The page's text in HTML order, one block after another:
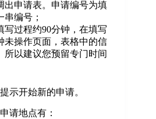
出申请表。申请编号为填
编号；
写过程约90分钟，在填写
未操作页面，表格中的信
所以建议您预留专门时间
示开始新的申请。
请地点有：